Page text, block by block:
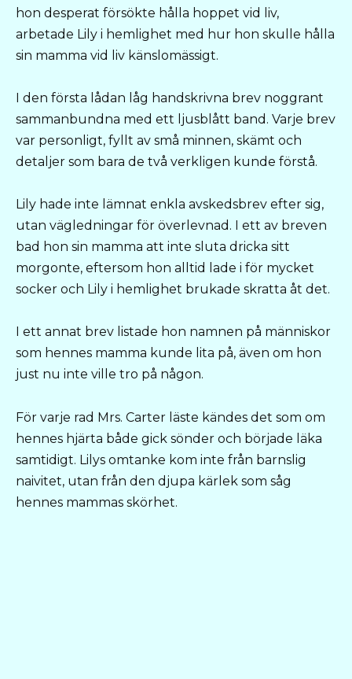
hon desperat försökte hålla hoppet vid liv,
arbetade Lily i hemlighet med hur hon skulle hålla
sin mamma vid liv känslomässigt.
I den första lådan låg handskrivna brev noggrant
sammanbundna med ett ljusblått band. Varje brev
var personligt, fyllt av små minnen, skämt och
detaljer som bara de två verkligen kunde förstå.
Lily hade inte lämnat enkla avskedsbrev efter sig,
utan vägledningar för överlevnad. I ett av breven
bad hon sin mamma att inte sluta dricka sitt
morgonte, eftersom hon alltid lade i för mycket
socker och Lily i hemlighet brukade skratta åt det.
I ett annat brev listade hon namnen på människor
som hennes mamma kunde lita på, även om hon
just nu inte ville tro på någon.
För varje rad Mrs. Carter läste kändes det som om
hennes hjärta både gick sönder och började läka
samtidigt. Lilys omtanke kom inte från barnslig
naivitet, utan från den djupa kärlek som såg
hennes mammas skörhet.